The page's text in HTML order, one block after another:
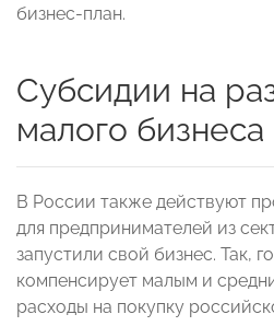
бизнес-план.
Субсидии на
малого
В России также действуют
для предпринимателей из
запустили свой бизнес. Так,
компенсирует малым и
расходы на покупку